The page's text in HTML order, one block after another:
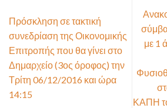
Πρόσκληση σε τακτική
συνεδρίαση της Οικονομικής
Επιτροπής που θα γίνει στο
Δημαρχείο (3ος όροφος) την
Τρίτη 06/12/2016 και ώρα
14:15
με 1
ΚΑΠΗ